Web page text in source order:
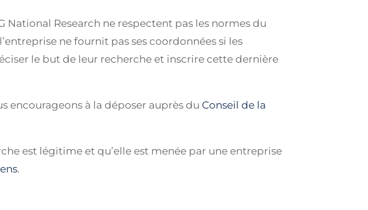
National Research ne respectent pas les normes du
ne fournit pas ses coordonnées si les
le but de leur recherche et inscrire cette dernière
encourageons à la déposer auprès du Conseil de la
est légitime et qu’elle est menée par une entreprise
.